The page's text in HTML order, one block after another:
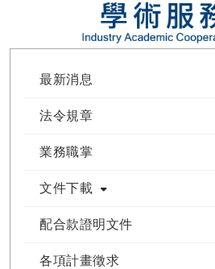
最新消息
法令規章
業務職掌
文件下載
配合款證明文件
各項計畫徵求